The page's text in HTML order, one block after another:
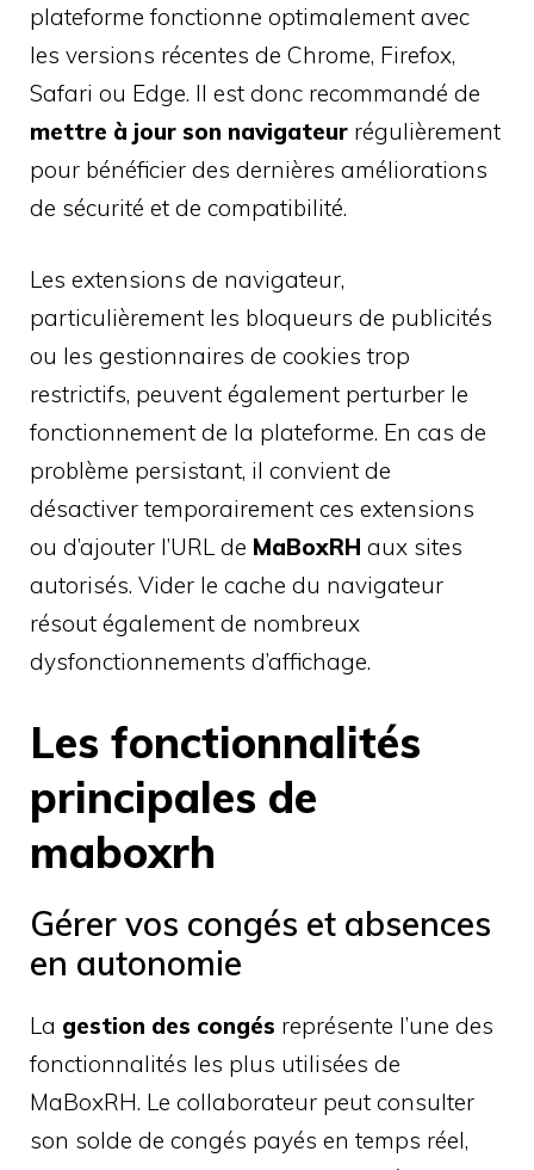
plateforme fonctionne optimalement avec
les versions récentes de Chrome, Firefox,
Safari ou Edge. Il est donc recommandé de
mettre à jour son navigateur régulièrement
pour bénéficier des dernières améliorations
de sécurité et de compatibilité.
Les extensions de navigateur,
particulièrement les bloqueurs de publicités
ou les gestionnaires de cookies trop
restrictifs, peuvent également perturber le
fonctionnement de la plateforme. En cas de
problème persistant, il convient de
désactiver temporairement ces extensions
ou d’ajouter l’URL de MaBoxRH aux sites
autorisés. Vider le cache du navigateur
résout également de nombreux
dysfonctionnements d’affichage.
Les fonctionnalités
principales de
maboxrh
Gérer vos congés et absences
en autonomie
La gestion des congés représente l’une des
fonctionnalités les plus utilisées de
MaBoxRH. Le collaborateur peut consulter
son solde de congés payés en temps réel,